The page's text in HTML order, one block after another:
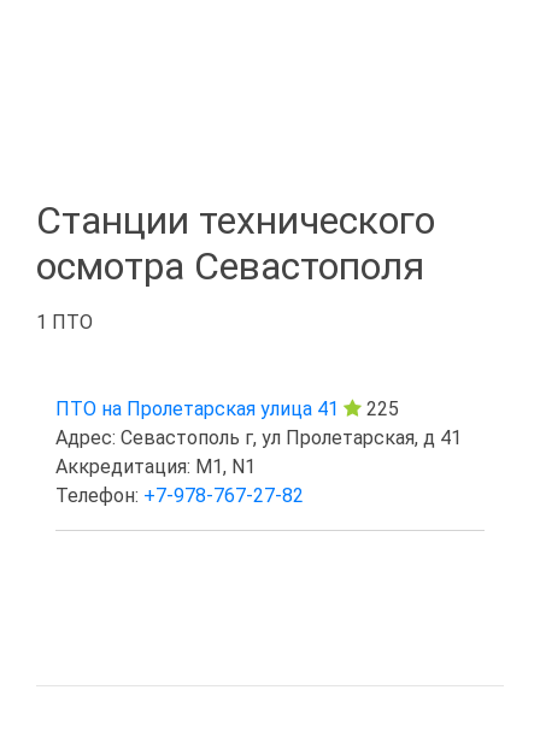
Станции технического
осмотра Севастополя
1 ПТО
ПТО на Пролетарская улица 41
225
Адрес: Севастополь г, ул Пролетарская, д 41
Аккредитация: M1, N1
Телефон: +7-978-767-27-82